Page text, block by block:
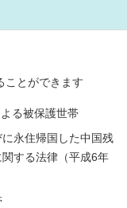
ことができます
る被保護世帯
永住帰国した中国残
する法律（平成6年